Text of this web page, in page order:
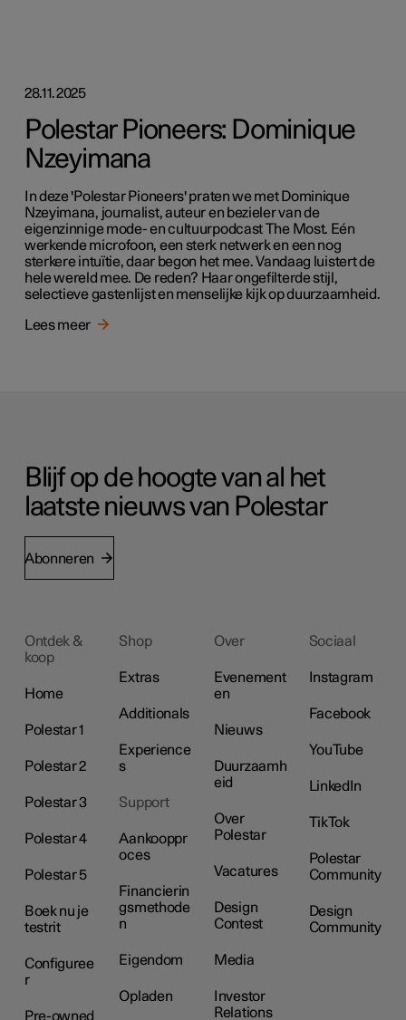
28.11.2025
Polestar Pioneers: Dominique
Nzeyimana
In deze 'Polestar Pioneers' praten we met Dominique
Nzeyimana, journalist, auteur en bezieler van de
eigenzinnige mode- en cultuurpodcast The Most. Eén
werkende microfoon, een sterk netwerk en een nog
sterkere intuïtie, daar begon het mee. Vandaag luistert de
hele wereld mee. De reden? Haar ongefilterde stijl,
selectieve gastenlijst en menselijke kijk op duurzaamheid.
Lees meer
Blijf op de hoogte van al het
laatste nieuws van Polestar
Abonneren
Ontdek &
koop
Home
Polestar 1
Polestar 2
Polestar 3
Polestar 4
Polestar 5
Boek nu je
testrit
Configuree
r
Pre-owned
Shop
Extras
Additionals
Experience
s
Support
Aankooppr
oces
Financierin
gsmethode
n
Eigendom
Opladen
Over
Evenement
en
Nieuws
Duurzaamh
eid
Over
Polestar
Vacatures
Design
Contest
Media
Investor
Relations
Sociaal
Instagram
Facebook
YouTube
LinkedIn
TikTok
Polestar
Community
Design
Community